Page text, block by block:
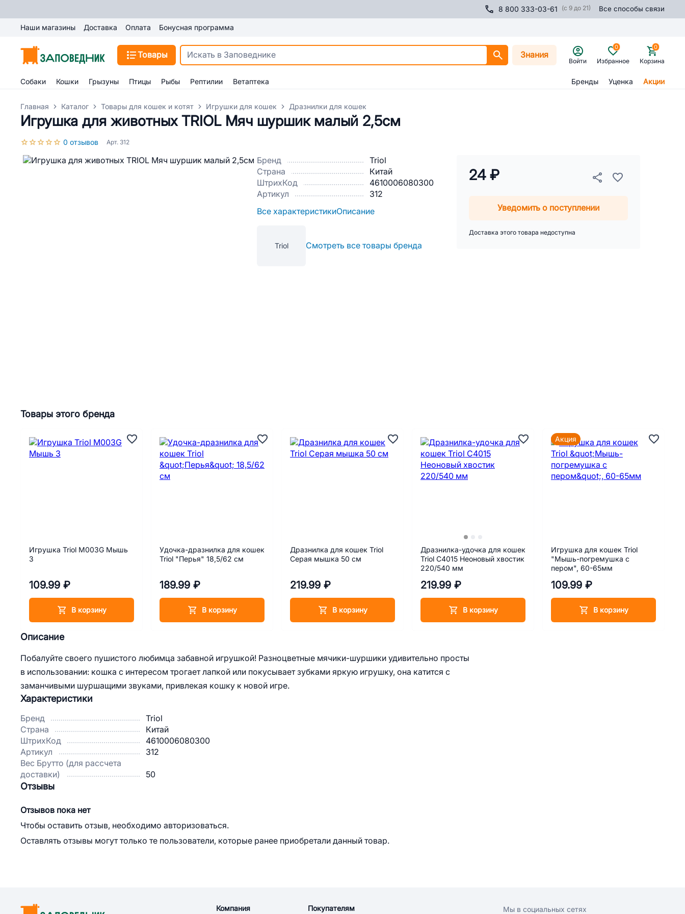
8 800 333-03-61 (с 9 до 21) Все способы связи
Наши магазины Доставка Оплата Бонусная программа
Товары Знания
Войти Избранное
0
Корзина
0
Собаки Кошки Грызуны Птицы Рыбы Рептилии Ветаптека Бренды Уценка Акции
Главная Каталог Товары для кошек и котят Игрушки для кошек Дразнилки для кошек
Игрушка для животных TRIOL Мяч шуршик малый 2,5см
0 отзывов Арт. 312
Бренд
Triol
Страна
Китай
ШтрихКод
4610006080300
Артикул
312
Все характеристикиОписание
Triol Смотреть все товары бренда
24 ₽
Уведомить о поступлении
Доставка этого товара недоступна
Описание
Побалуйте своего пушистого любимца забавной игрушкой! Разноцветные мячики-шуршики удивительно просты
в использовании: кошка с интересом трогает лапкой или покусывает зубками яркую игрушку, она катится с
заманчивыми шуршащими звуками, привлекая кошку к новой игре.
Товары этого бренда
Игрушка Triol M003G Мышь
3
109.99 ₽
В корзину
Удочка-дразнилка для кошек
Triol "Перья" 18,5/62 см
189.99 ₽
В корзину
Дразнилка для кошек Triol
Серая мышка 50 см
219.99 ₽
В корзину
Дразнилка-удочка для кошек
Triol С4015 Неоновый хвостик
220/540 мм
219.99 ₽
В корзину
Игрушка для кошек Triol
"Мышь-погремушка с
пером", 60-65мм
109.99 ₽
В корзину
Акция
Характеристики
Бренд
Triol
Страна
Китай
ШтрихКод
4610006080300
Артикул
312
Вес Брутто (для рассчета
доставки)
50
Отзывы
Отзывов пока нет
Чтобы оставить отзыв, необходимо авторизоваться.
Оставлять отзывы могут только те пользователи, которые ранее приобретали данный товар.
Компания Покупателям Мы в социальных сетях